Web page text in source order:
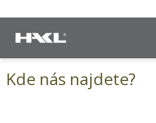
Kde nás najdete?